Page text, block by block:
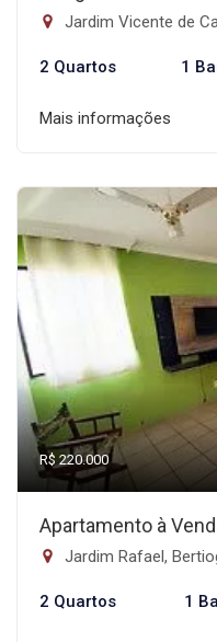
Jardim Vicente de
2 Quartos 1
Mais informações
R$ 220.000
Apartamento à
Jardim Rafael,
2 Quartos 1